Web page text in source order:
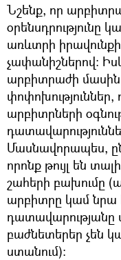
Նշենք, որ
օրենսդրությունը
առևտրի
չափանիշներով:
արբիտրաժի
փոփոխություններ,
արբիտրների
Մասնավորապես,
որոնք թույլ են
շահերի բախումը
արբիտրը կամ
դատավարությանը
բաժնետերեր չեն
ստանում):